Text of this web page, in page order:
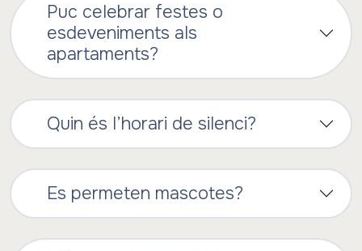
Puc celebrar festes o
esdeveniments als
apartaments?
Quin és l’horari de silenci?
Es permeten mascotes?